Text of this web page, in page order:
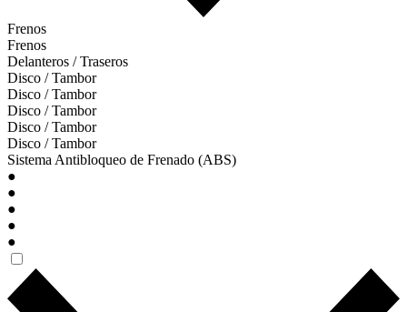
Frenos
Frenos
Delanteros / Traseros
Disco / Tambor
Disco / Tambor
Disco / Tambor
Disco / Tambor
Disco / Tambor
Sistema Antibloqueo de Frenado (ABS)
●
●
●
●
●